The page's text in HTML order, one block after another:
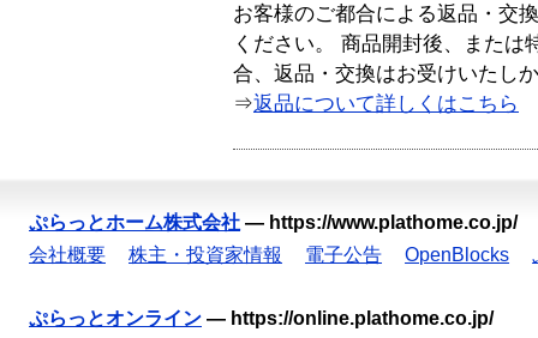
お客様のご都合による返品・交
ください。 商品開封後、または
合、返品・交換はお受けいたし
⇒返品について詳しくはこちら
ぷらっとホーム株式会社 — https://www.plathome.co.jp/
会社概要
株主・投資家情報 電子公告 OpenBlocks
ぷらっとオンライン — https://online.plathome.co.jp/